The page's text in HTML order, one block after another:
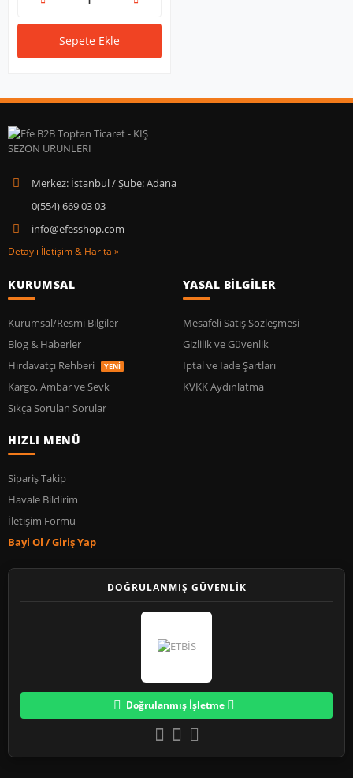
Sepete Ekle
Merkez: İstanbul / Şube: Adana
0(554) 669 03 03
info@efesshop.com
Detaylı İletişim & Harita »
KURUMSAL
Kurumsal/Resmi Bilgiler
Blog & Haberler
Hırdavatçı Rehberi
YENİ
Kargo, Ambar ve Sevk
Sıkça Sorulan Sorular
YASAL BİLGİLER
Mesafeli Satış Sözleşmesi
Gizlilik ve Güvenlik
İptal ve İade Şartları
KVKK Aydınlatma
HIZLI MENÜ
Sipariş Takip
Havale Bildirim
İletişim Formu
Bayi Ol / Giriş Yap
DOĞRULANMIŞ GÜVENLİK
Doğrulanmış İşletme